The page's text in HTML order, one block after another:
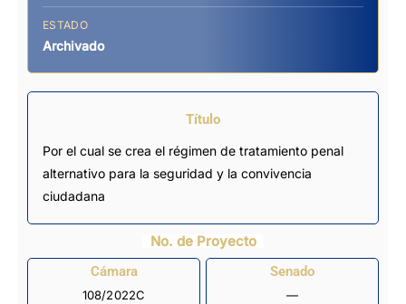
ESTADO
Archivado
Título
Por el cual se crea el régimen de tratamiento penal
alternativo para la seguridad y la convivencia
ciudadana
No. de Proyecto
Cámara
108/2022C
Senado
—